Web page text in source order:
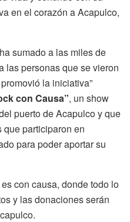
en el corazón a Acapulco,
sumado a las miles de
las personas que se vieron
la iniciativa”
con Causa”, un show
puerto de Acapulco y que
participaron en
para poder aportar su
con causa, donde todo lo
y las donaciones serán